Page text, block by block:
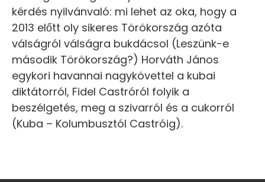
kérdés nyilvánvaló: mi lehet az oka, hogy a
2013 előtt oly sikeres Törökország azóta
válságról válságra bukdácsol (Leszünk-e
második Törökország?) Horváth János
egykori havannai nagykövettel a kubai
diktátorról, Fidel Castróról folyik a
beszélgetés, meg a szivarról és a cukorról
(Kuba – Kolumbusztól Castróig).